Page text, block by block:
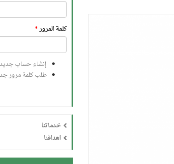
كلمة المرور*
إنشاء حساب جديد
طلب كلمة مرور
خدماتنا
اهدافنا